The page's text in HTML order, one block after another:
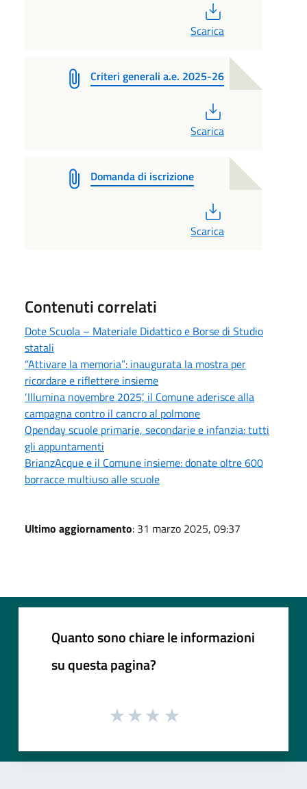
Scarica
Criteri generali a.e. 2025-26
Scarica
Domanda di iscrizione
Scarica
Contenuti correlati
Dote Scuola – Materiale Didattico e Borse di Studio
statali
“Attivare la memoria”: inaugurata la mostra per
ricordare e riflettere insieme
‘Illumina novembre 2025’, il Comune aderisce alla
campagna contro il cancro al polmone
Openday scuole primarie, secondarie e infanzia: tutti
gli appuntamenti
BrianzAcque e il Comune insieme: donate oltre 600
borracce multiuso alle scuole
Ultimo aggiornamento: 31 marzo 2025, 09:37
Quanto sono chiare le informazioni
su questa pagina?